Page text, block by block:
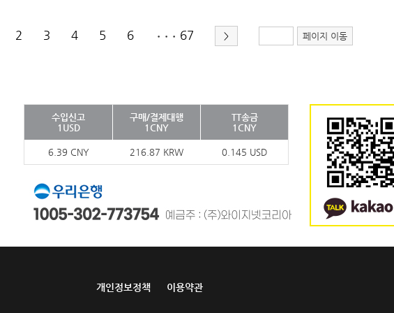
2 3 4 5 6 ••• 67 > 페이지 이동
수입신고
1USD
구매/결제대행
1CNY
TT송금
1CNY
6.39 CNY 216.87 KRW 0.145 USD
개인정보정책 이용약관